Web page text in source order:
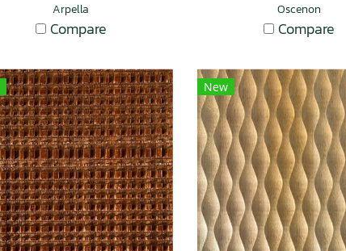
Arpella
Compare
Oscenon
Compare
New